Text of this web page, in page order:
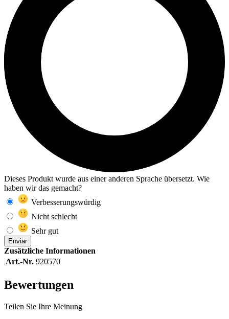
Dieses Produkt wurde aus einer anderen Sprache übersetzt. Wie
haben wir das gemacht?
Verbesserungswürdig
Nicht schlecht
Sehr gut
Enviar
Zusätzliche Informationen
Art.-Nr. 920570
Bewertungen
Teilen Sie Ihre Meinung